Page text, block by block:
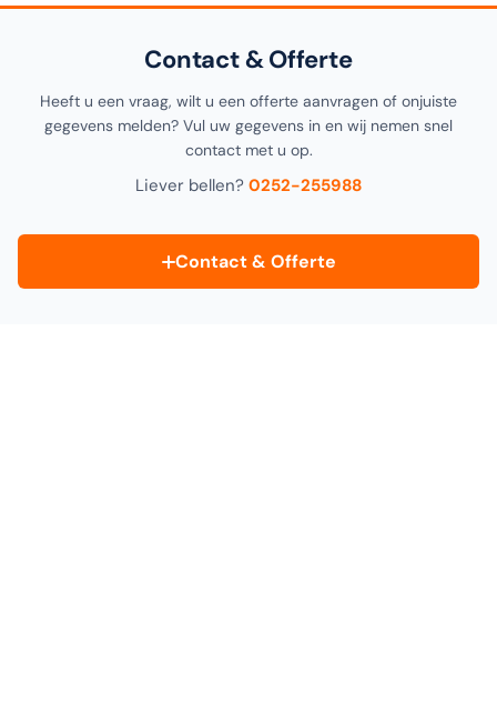
Contact & Offerte
Heeft u een vraag, wilt u een offerte aanvragen of onjuiste
gegevens melden? Vul uw gegevens in en wij nemen snel
contact met u op.
Liever bellen? 0252-255988
Contact & Offerte